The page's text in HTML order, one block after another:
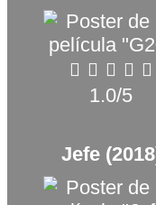
1.0/5
Jefe